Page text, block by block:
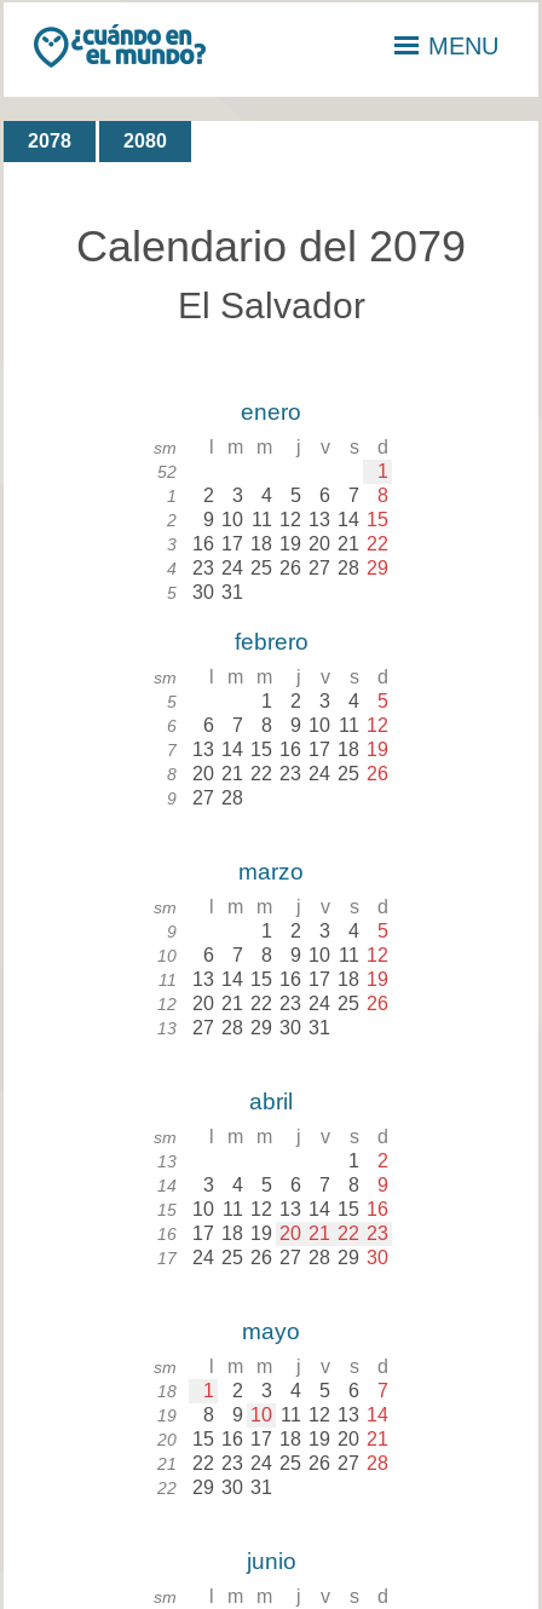
MENU
2078 2080
Calendario del 2079
El Salvador
enero
sm m m j v s d
52 1
1 2 3 4 5 6 7 8
2 9 10 11 12 13 14 15
3 16 17 18 19 20 21 22
4 23 24 25 26 27 28 29
5 30 31
febrero
sm m m j v s d
5 1 2 3 4 5
6 6 7 8 9 10 11 12
7 13 14 15 16 17 18 19
8 20 21 22 23 24 25 26
9 27 28
marzo
sm m m j v s d
9 1 2 3 4 5
10 6 7 8 9 10 11 12
11 13 14 15 16 17 18 19
12 20 21 22 23 24 25 26
13 27 28 29 30 31
abril
sm m m j v s d
13 1 2
14 3 4 5 6 7 8 9
15 10 11 12 13 14 15 16
16 17 18 19 20 21 22 23
17 24 25 26 27 28 29 30
mayo
sm m m j v s d
18 1 2 3 4 5 6 7
19 8 9 10 11 12 13 14
20 15 16 17 18 19 20 21
21 22 23 24 25 26 27 28
22 29 30 31
junio
sm m m j v s d